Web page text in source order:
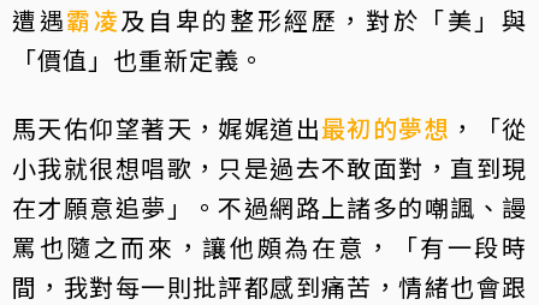
遭遇霸凌及自卑的整形經歷，對於「美」與
「價值」也重新定義。
馬天佑仰望著天，娓娓道出最初的夢想 ，「從
小我就很想唱歌，只是過去不敢面對，直到現
在才願意追夢」。不過網路上諸多的嘲諷、謾
罵也隨之而來，讓他頗為在意，「有一段時
間，我對每一則批評都感到痛苦，情緒也會跟